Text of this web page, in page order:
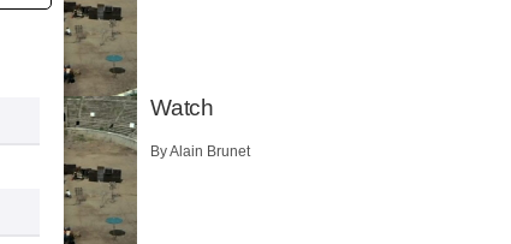
Watch
By Alain Brunet